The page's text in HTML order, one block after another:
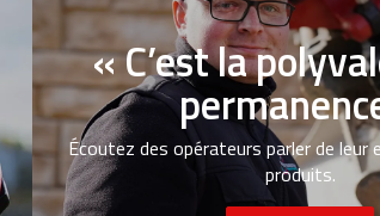
« C’est la
Écoutez des opérateurs parler de leur
produits.